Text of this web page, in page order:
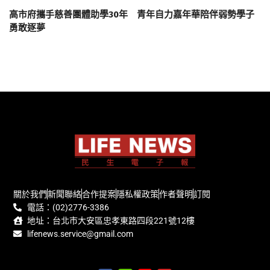
高市府攜手慈善團體助學30年 青年自力嘉年華陪伴弱勢學子
勇敢逐夢
關於我們新聞聯絡合作提案隱私權政策作者聲明訂閱
電話：(02)2776-3386
地址：台北市大安區忠孝東路四段221號12樓
lifenews.service@gmail.com